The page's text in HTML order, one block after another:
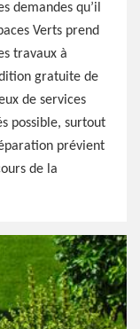
demandes qu’il
Verts prend
travaux à
gratuite de
de services
possible, surtout
prévient
de la